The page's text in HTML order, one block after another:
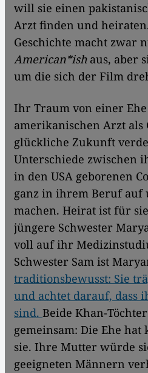
will sie einen
Arzt finden und
Geschichte macht zwar
American*ish aus, aber
um die sich der Film
Ihr Traum von einer
amerikanischen Arzt
glückliche Zukunft
Unterschiede zwischen
in den USA geborenen
ganz in ihrem Beruf
machen. Heirat ist für
jüngere Schwester
voll auf ihr
Schwester Sam ist
traditionsbewusst: Sie
und achtet darauf, dass
sind. Beide Khan-
gemeinsam: Die Ehe
sie. Ihre Mutter würde
geeigneten Männern